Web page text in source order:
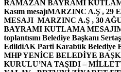
RAMAZAN BAYRAMI
Kasım mesajıMARZINC A.Ş , 29
MESAJI MARZINC A.Ş , 30
BAYRAMI KUTLAMA MESAJI
toplantısını Belediye Başkanı
EdildiAK Parti Karabük Belediye
MHP YENİCE BELEDİYE
KURULU’NA TAŞIDI –